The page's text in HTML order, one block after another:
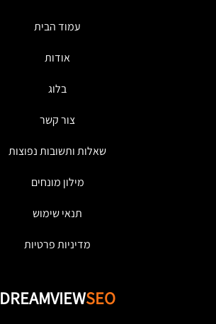
עמוד הבית
אודות
בלוג
צור קשר
שאלות ותשובות נפוצות
מילון מונחים
תנאי שימוש
מדיניות פרטיות
DREAMVIEWSEO